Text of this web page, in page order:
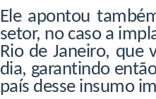
Ele apontou
setor, no caso a
Rio de Janeiro, que
dia, garantindo
país desse insumo